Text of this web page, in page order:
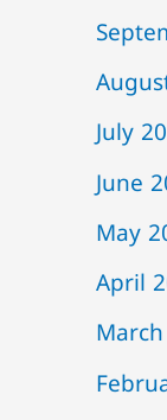
July
June
May
April